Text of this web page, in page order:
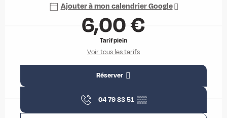
Ajouter à mon calendrier Google
6,00 €
Tarif plein
Voir tous les tarifs
Réserver
04 79 83 51 ▒▒